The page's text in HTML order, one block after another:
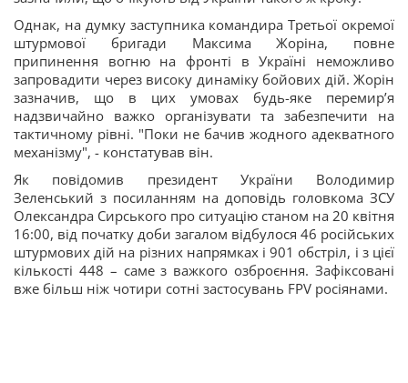
Однак, на думку заступника командира Третьої окремої
штурмової бригади Максима Жоріна, повне
припинення вогню на фронті в Україні неможливо
запровадити через високу динаміку бойових дій. Жорін
зазначив, що в цих умовах будь-яке перемирʼя
надзвичайно важко організувати та забезпечити на
тактичному рівні. "Поки не бачив жодного адекватного
механізму", - констатував він.
Як повідомив президент України Володимир
Зеленський з посиланням на доповідь головкома ЗСУ
Олександра Сирського про ситуацію станом на 20 квітня
16:00, від початку доби загалом відбулося 46 російських
штурмових дій на різних напрямках і 901 обстріл, і з цієї
кількості 448 – саме з важкого озброєння. Зафіксовані
вже більш ніж чотири сотні застосувань FPV росіянами.